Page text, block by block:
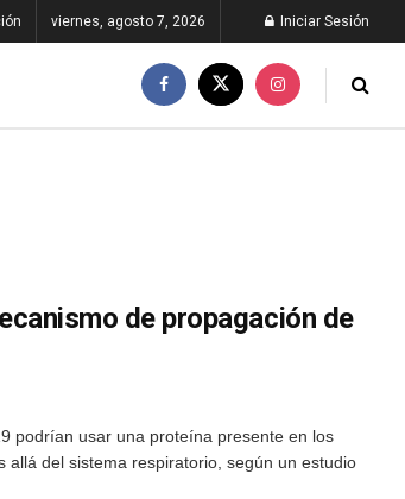
viernes, agosto 7, 2026 Iniciar Sesión
de propagación de
podrían usar una proteína presente en los
del sistema respiratorio, según un estudio